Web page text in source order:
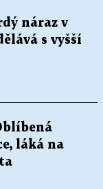
náraz v
s vyšší
láká na